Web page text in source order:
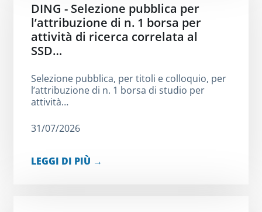
DING - Selezione pubblica per
l’attribuzione di n. 1 borsa per
attività di ricerca correlata al
SSD…
Selezione pubblica, per titoli e colloquio, per
l’attribuzione di n. 1 borsa di studio per
attività…
31/07/2026
LEGGI DI PIÙ →